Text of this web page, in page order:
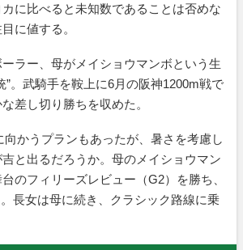
に比べると未知数であることは否めな
に値する。
ラー、母がメイショウマンボという生
”。武騎手を鞍上に6月の阪神1200m戦で
差し切り勝ちを収めた。
かうプランもあったが、暑さを考慮し
と出るだろうか。母のメイショウマン
のフィリーズレビュー（G2）を勝ち、
長女は母に続き、クラシック路線に乗